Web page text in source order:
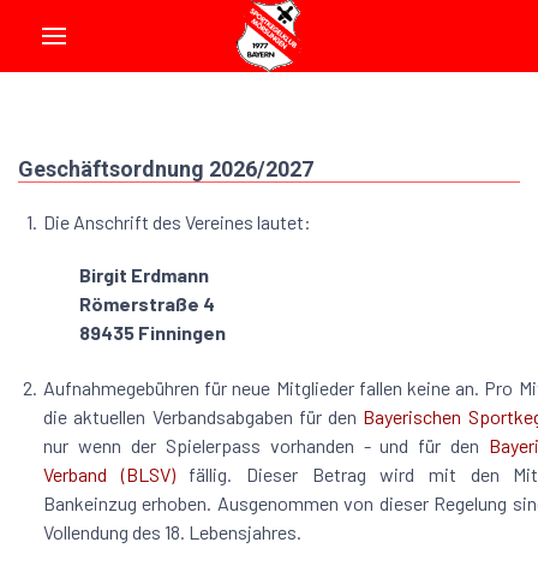
Geschäftsordnung 2026/2027
1. Die Anschrift des Vereines lautet:
Birgit Erdmann
Römerstraße 4
89435 Finningen
2. Aufnahmegebühren für neue Mitglieder fallen keine an. Pro
die aktuellen Verbandsabgaben für den Bayerischen
nur wenn der Spielerpass vorhanden - und für den
Verband (BLSV)fällig. Dieser Betrag wird mit den
Bankeinzug erhoben. Ausgenommen von dieser Regelung
Vollendung des 18. Lebensjahres.